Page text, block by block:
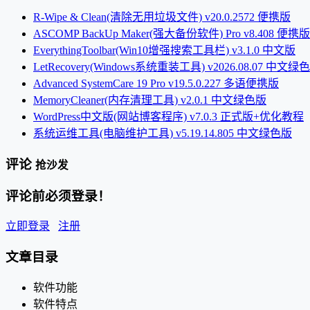
R-Wipe & Clean(清除无用垃圾文件) v20.0.2572 便携版
ASCOMP BackUp Maker(强大备份软件) Pro v8.408 便携版
EverythingToolbar(Win10增强搜索工具栏) v3.1.0 中文版
LetRecovery(Windows系统重装工具) v2026.08.07 中文绿
Advanced SystemCare 19 Pro v19.5.0.227 多语便携版
MemoryCleaner(内存清理工具) v2.0.1 中文绿色版
WordPress中文版(网站博客程序) v7.0.3 正式版+优化教程
系统运维工具(电脑维护工具) v5.19.14.805 中文绿色版
评论 抢沙发
评论前必须登录！
立即登录 注册
文章目录
软件功能
软件特点